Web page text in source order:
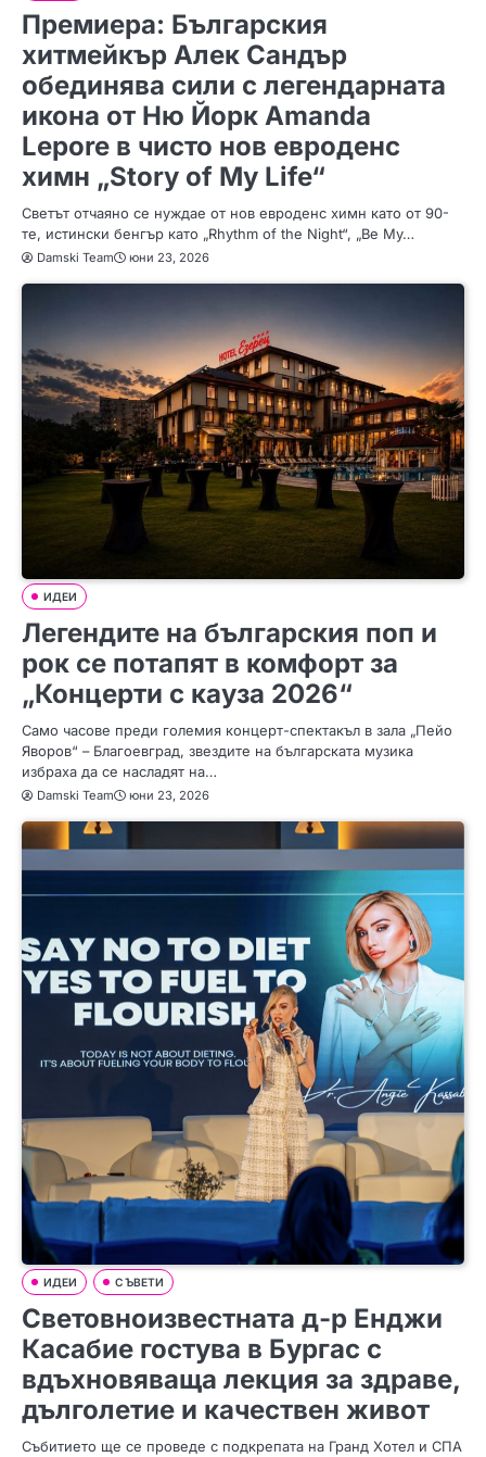
Премиера: Българския
хитмейкър Алек Сандър
обединява сили с легендарната
икона от Ню Йорк Amanda
Lepore в чисто нов евроденс
химн „Story of My Life“
Светът отчаяно се нуждае от нов евроденс химн като от 90-
те, истински бенгър като „Rhythm of the Night“, „Be My…
Damski Team юни 23, 2026
ИДЕИ
Легендите на българския поп и
рок се потапят в комфорт за
„Концерти с кауза 2026“
Само часове преди големия концерт-спектакъл в зала „Пейо
Яворов“ – Благоевград, звездите на българската музика
избраха да се насладят на…
Damski Team юни 23, 2026
ИДЕИ СЪВЕТИ
Световноизвестната д-р Енджи
Касабие гостува в Бургас с
вдъхновяваща лекция за здраве,
дълголетие и качествен живот
Събитието ще се проведе с подкрепата на Гранд Хотел и СПА